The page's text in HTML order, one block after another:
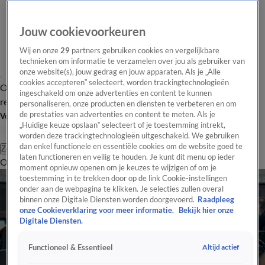
Overzicht Laatste nieuws Regionieuws Het beste van Hart
Tip de
redactie
Volg Hart van Nederland
Zoeken
OverzichtRegioUitzendingenWeerTip de redactiePanelVideo's
Jouw cookievoorkeuren
Wij en onze29 partners gebruiken cookies en vergelijkbare
technieken om informatie te verzamelen over jou als gebruiker van
onze website(s), jouw gedrag en jouw apparaten. Als je „Alle
cookies accepteren” selecteert, worden trackingtechnologieën
ingeschakeld om onze advertenties en content te kunnen
personaliseren, onze producten en diensten te verbeteren en om
de prestaties van advertenties en content te meten. Als je
„Huidige keuze opslaan” selecteert of je toestemming intrekt,
worden deze trackingtechnologieën uitgeschakeld. We gebruiken
dan enkel functionele en essentiële cookies om de website goed te
laten functioneren en veilig te houden. Je kunt dit menu op ieder
moment opnieuw openen om je keuzes te wijzigen of om je
toestemming in te trekken door op de link Cookie-instellingen
onder aan de webpagina te klikken. Je selecties zullen overal
binnen onze Digitale Diensten worden doorgevoerd. Raadpleeg
onze Cookieverklaring voor meer informatie.
Bekijk hier onze
Digitale Diensten.
Functioneel & Essentieel Altijd actief